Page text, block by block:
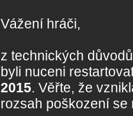
Vážení hráči,
z technických
byli nuceni
2015. Věřte, že
rozsah poškození se